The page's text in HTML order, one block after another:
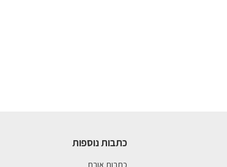
כתבות נוספות
כתבות אורח